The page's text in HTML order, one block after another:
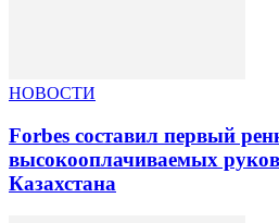
НОВОСТИ
Forbes составил первый
высокооплачиваемых
Казахстана